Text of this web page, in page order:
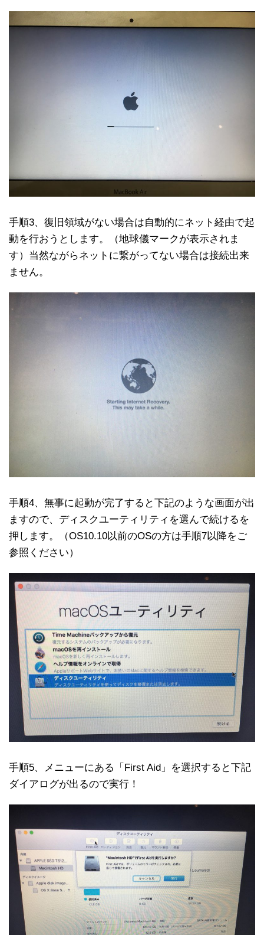
手順3、復旧領域がない場合は自動的にネット経由で起
動を行おうとします。（地球儀マークが表示されま
す）当然ながらネットに繋がってない場合は接続出来
ません。
手順4、無事に起動が完了すると下記のような画面が出
ますので、ディスクユーティリティを選んで続けるを
押します。（OS10.10以前のOSの方は手順7以降をご
参照ください）
手順5、メニューにある「First Aid」を選択すると下記
ダイアログが出るので実行！